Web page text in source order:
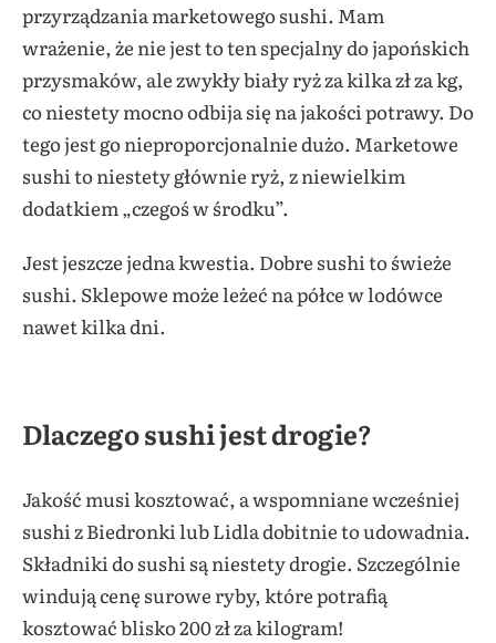
przyrządzania marketowego sushi. Mam
wrażenie, że nie jest to ten specjalny do japońskich
przysmaków, ale zwykły biały ryż za kilka zł za kg,
co niestety mocno odbija się na jakości potrawy. Do
tego jest go nieproporcjonalnie dużo. Marketowe
sushi to niestety głównie ryż, z niewielkim
dodatkiem „czegoś w środku”.
Jest jeszcze jedna kwestia. Dobre sushi to świeże
sushi. Sklepowe może leżeć na półce w lodówce
nawet kilka dni.
Dlaczego sushi jest drogie?
Jakość musi kosztować, a wspomniane wcześniej
sushi z Biedronki lub Lidla dobitnie to udowadnia.
Składniki do sushi są niestety drogie. Szczególnie
windują cenę surowe ryby, które potrafią
kosztować blisko 200 zł za kilogram!